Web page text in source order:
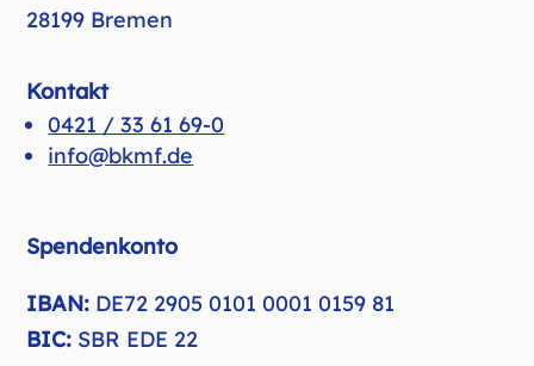
Kontakt
0421 / 33 61 69-0
info@bkmf.de
Spendenkonto
IBAN: